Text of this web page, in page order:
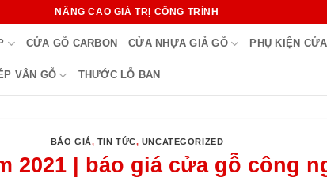
NÂNG CAO GIÁ TRỊ CÔNG TRÌNH
CỬA GỖ CARBON CỬA NHỰA GIẢ GỖ PHỤ KIỆN CỬA
VÂN GỖ THƯỚC LỖ BAN
BÁO GIÁ, TIN TỨC, UNCATEGORIZED
2021 | báo giá cửa gỗ công